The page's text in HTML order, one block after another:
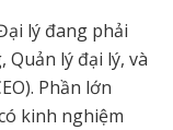
lý đang phải
Quản lý đại lý, và
Phần lớn
kinh nghiệm